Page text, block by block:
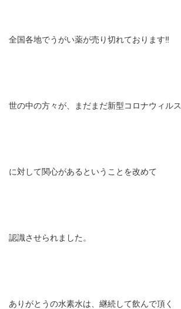
全国各地でうがい薬が売り切れております‼️
世の中の方々が、まだまだ新型コロナウィルス
に対して関心があるということを改めて
認識させられました。
ありがとうの水素水は、継続して飲んで頂く